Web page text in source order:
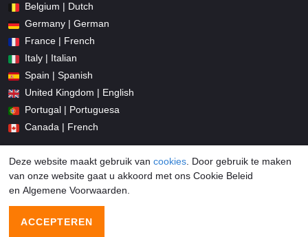
Belgium | Dutch
Germany | German
France | French
Italy | Italian
Spain | Spanish
United Kingdom | English
Portugal | Portuguesa
Canada | French
© 2026 Promocodius.nl All Rights Reserved
Deze website maakt gebruik van cookies . Door gebruik te maken
van onze website gaat u akkoord met ons Cookie Beleid
en Algemene Voorwaarden.
ACCEPTEREN